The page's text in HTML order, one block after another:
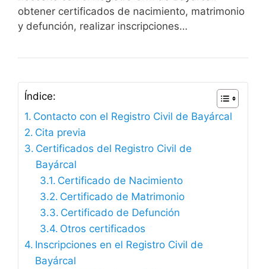
obtener certificados de nacimiento, matrimonio
y defunción, realizar inscripciones…
Índice:
Contacto con el Registro Civil de Bayárcal
Cita previa
Certificados del Registro Civil de
Bayárcal
Certificado de Nacimiento
Certificado de Matrimonio
Certificado de Defunción
Otros certificados
Inscripciones en el Registro Civil de
Bayárcal